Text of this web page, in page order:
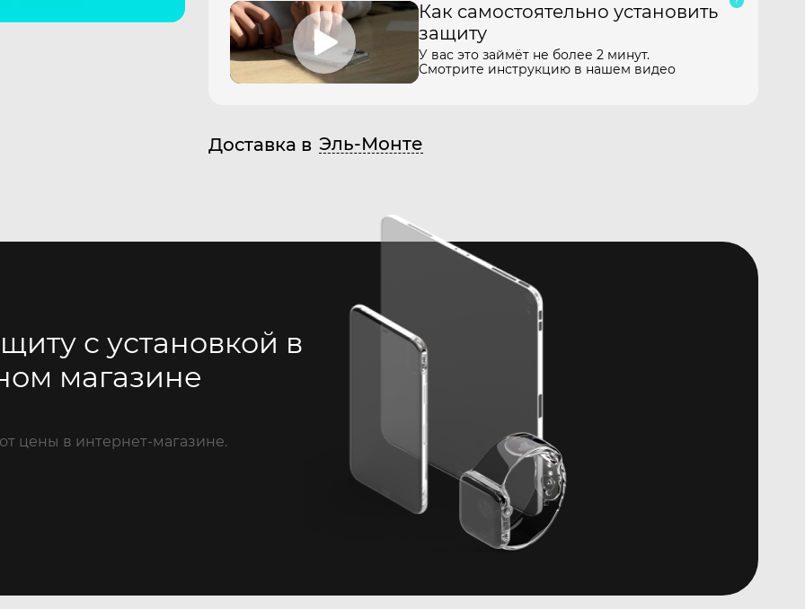
Как самостоятельно установить
защиту
У вас это займёт не более 2 минут.
Смотрите инструкцию в нашем видео
Доставка в Эль-Монте
с установкой в
магазине
цены в интернет-магазине.